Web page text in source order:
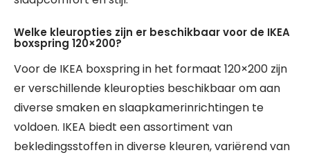
Welke kleuropties zijn er beschikbaar voor de IKEA
boxspring 120×200?
Voor de IKEA boxspring in het formaat 120×200 zijn
er verschillende kleuropties beschikbaar om aan
diverse smaken en slaapkamerinrichtingen te
voldoen. IKEA biedt een assortiment van
bekledingsstoffen in diverse kleuren, variërend van